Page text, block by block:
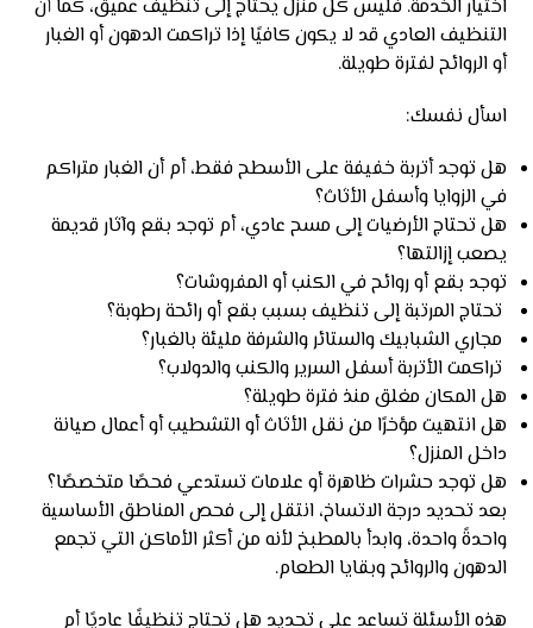
اختيار الخدمة. فليس كل منزل يحتاج إلى تنظيف عميق، كما أن
التنظيف العادي قد لا يكون كافيًا إذا تراكمت الدهون أو الغبار
أو الروائح لفترة طويلة.
اسأل نفسك:
هل توجد أتربة خفيفة على الأسطح فقط، أم أن الغبار متراكم
في الزوايا وأسفل الأثاث؟
هل تحتاج الأرضيات إلى مسح عادي، أم توجد بقع وآثار قديمة
يصعب إزالتها؟
توجد بقع أو روائح في الكنب أو المفروشات؟
تحتاج المرتبة إلى تنظيف بسبب بقع أو رائحة رطوبة؟
مجاري الشبابيك والستائر والشرفة مليئة بالغبار؟
تراكمت الأتربة أسفل السرير والكنب والدولاب؟
هل المكان مغلق منذ فترة طويلة؟
هل انتهيت مؤخرًا من نقل الأثاث أو التشطيب أو أعمال صيانة
داخل المنزل؟
هل توجد حشرات ظاهرة أو علامات تستدعي فحصًا متخصصًا؟
بعد تحديد درجة الاتساخ، انتقل إلى فحص المناطق الأساسية
واحدةً واحدة، وابدأ بالمطبخ لأنه من أكثر الأماكن التي تجمع
الدهون والروائح وبقايا الطعام.
هذه الأسئلة تساعد على تحديد هل تحتاج تنظيفًا عاديًا أم